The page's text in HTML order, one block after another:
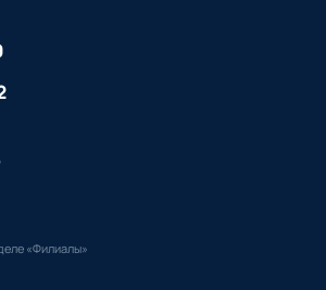
«Филиалы»